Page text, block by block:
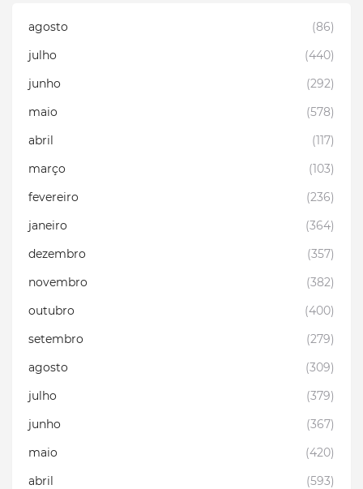
agosto
(86)
julho
(440)
junho
(292)
maio
(578)
abril
(117)
março
(103)
fevereiro
(236)
janeiro
(364)
dezembro
(357)
novembro
(382)
outubro
(400)
setembro
(279)
agosto
(309)
julho
(379)
junho
(367)
maio
(420)
abril
(593)